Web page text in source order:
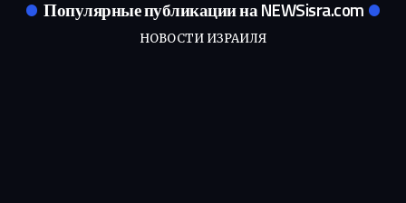
Популярные публикации на NEWSisra.com
НОВОСТИ ИЗРАИЛЯ